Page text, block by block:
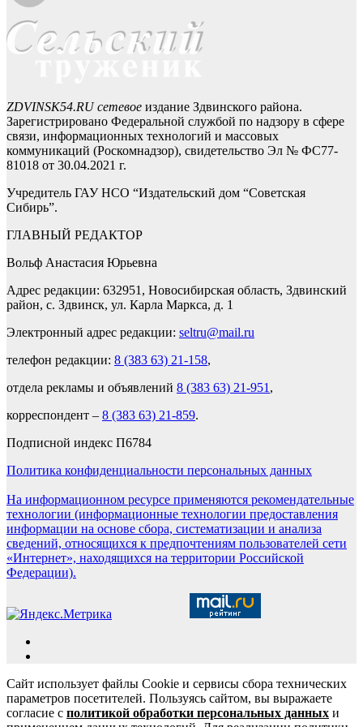
ZDVINSK54.RU сетевое издание Здвинского района.
Зарегистрировано Федеральной службой по надзору в сфере
связи, информационных технологий и массовых
коммуникаций (Роскомнадзор), свидетельство Эл № ФС77-
81018 от 30.04.2021 г.
Учредитель ГАУ НСО “Издательский дом “Советская
Сибирь”.
ГЛАВНЫЙ РЕДАКТОР
Вольф Анастасия Юрьевна
Адрес редакции: 632951, Новосибирская область, Здвинский
район, с. Здвинск, ул. Карла Маркса, д. 1
Электронный адрес редакции: seltru@mail.ru
телефон редакции: 8 (383 63) 21-158,
отдела рекламы и объявлений 8 (383 63) 21-951 ,
корреспондент – 8 (383 63) 21-859.
Подписной индекс П6784
Политика конфиденциальности персональных данных
На информационном ресурсе применяются рекомендательные
технологии (информационные технологии предоставления
информации на основе сбора, систематизации и анализа
сведений, относящихся к предпочтениям пользователей сети
«Интернет», находящихся на территории Российской
Федерации).
Сайт использует файлы Cookie и сервисы сбора технических
параметров посетителей. Пользуясь сайтом, вы выражаете
согласие с политикой обработки персональных данных и